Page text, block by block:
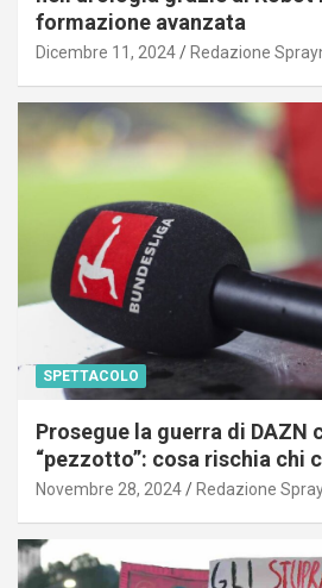
formazione avanzata
Dicembre 11, 2024 Redazione
SPETTACOLO
Prosegue la guerra di DAZN
“pezzotto”: cosa rischia chi
Novembre 28, 2024 Redazione